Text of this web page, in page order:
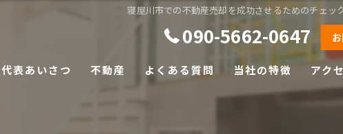
寝屋川市での不動産売却を成功させるためのチェッ
090-5662-0647
代表あいさつ 不動産 よくある質問 当社の特徴 アク